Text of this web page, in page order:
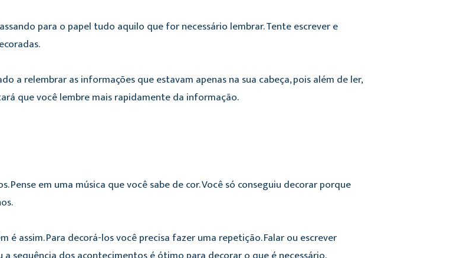
para o papel tudo aquilo que for necessário lembrar. Tente escrever e
a relembrar as informações que estavam apenas na sua cabeça, pois além de ler,
que você lembre mais rapidamente da informação.
Pense em uma música que você sabe de cor. Você só conseguiu decorar porque
é assim. Para decorá-los você precisa fazer uma repetição. Falar ou escrever